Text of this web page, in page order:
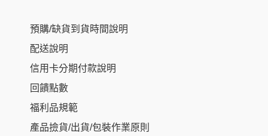
預購/缺貨到貨時間說明
配送說明
信用卡分期付款說明
回饋點數
福利品規範
產品撿貨/出貨/包裝作業原則